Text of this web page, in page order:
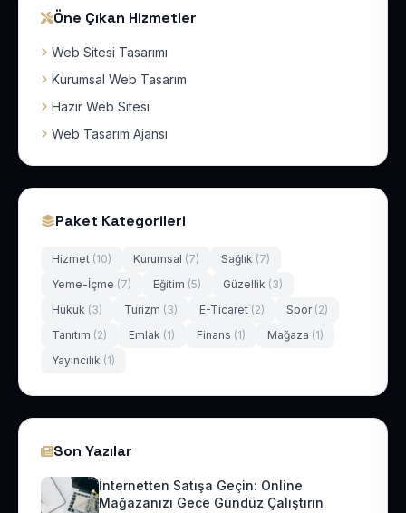
Öne Çıkan Hizmetler
Web Sitesi Tasarımı
Kurumsal Web Tasarım
Hazır Web Sitesi
Web Tasarım Ajansı
Paket Kategorileri
Hizmet (10) Kurumsal (7) Sağlık (7)
Yeme-İçme (7) Eğitim (5) Güzellik (3)
Hukuk (3) Turizm (3) E-Ticaret (2) Spor (2)
Tanıtım (2) Emlak (1) Finans (1) Mağaza (1)
Yayıncılık (1)
Son Yazılar
İnternetten Satışa Geçin: Online
Mağazanızı Gece Gündüz Çalıştırın